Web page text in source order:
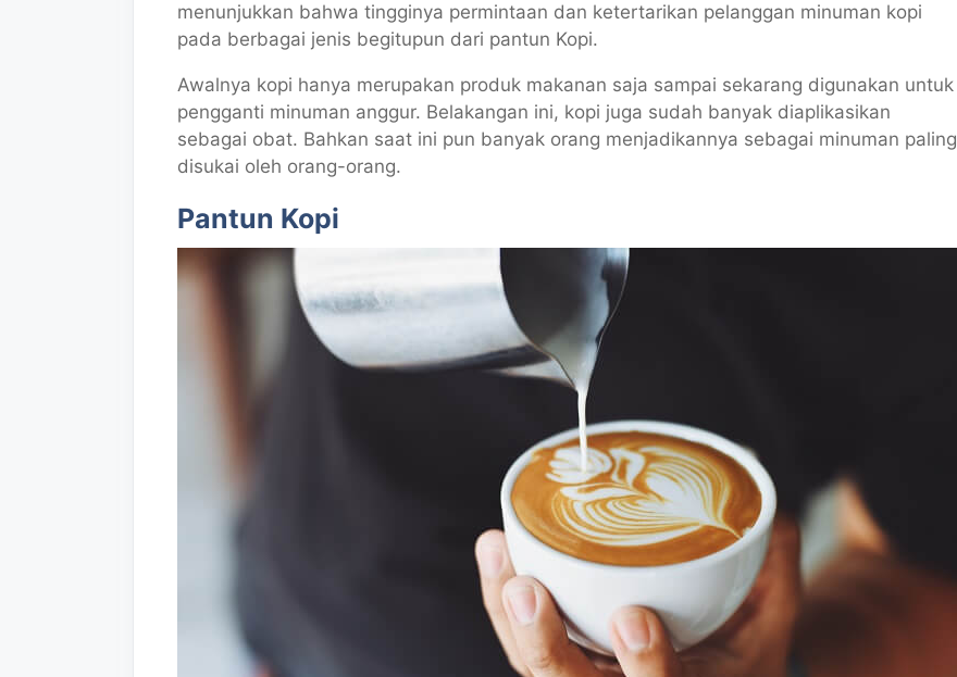
menunjukkan bahwa tingginya permintaan dan ketertarikan pelanggan minuman kopi
pada berbagai jenis begitupun dari pantun Kopi.
Awalnya kopi hanya merupakan produk makanan saja sampai sekarang digunakan untuk
pengganti minuman anggur. Belakangan ini, kopi juga sudah banyak diaplikasikan
sebagai obat. Bahkan saat ini pun banyak orang menjadikannya sebagai minuman paling
disukai oleh orang-orang.
Pantun Kopi